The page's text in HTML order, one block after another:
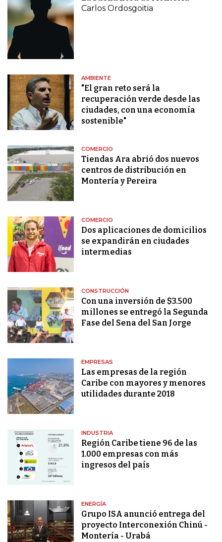
Carlos Ordosgoitia
AMBIENTE
"El gran reto será la
recuperación verde desde las
ciudades, con una economía
sostenible"
COMERCIO
Tiendas Ara abrió dos nuevos
centros de distribución en
Montería y Pereira
COMERCIO
Dos aplicaciones de domicilios
se expandirán en ciudades
intermedias
CONSTRUCCIÓN
Con una inversión de $3.500
millones se entregó la Segunda
Fase del Sena del San Jorge
EMPRESAS
Las empresas de la región
Caribe con mayores y menores
utilidades durante 2018
INDUSTRIA
Región Caribe tiene 96 de las
1.000 empresas con más
ingresos del país
ENERGÍA
Grupo ISA anunció entrega del
proyecto Interconexión Chinú -
Montería - Urabá